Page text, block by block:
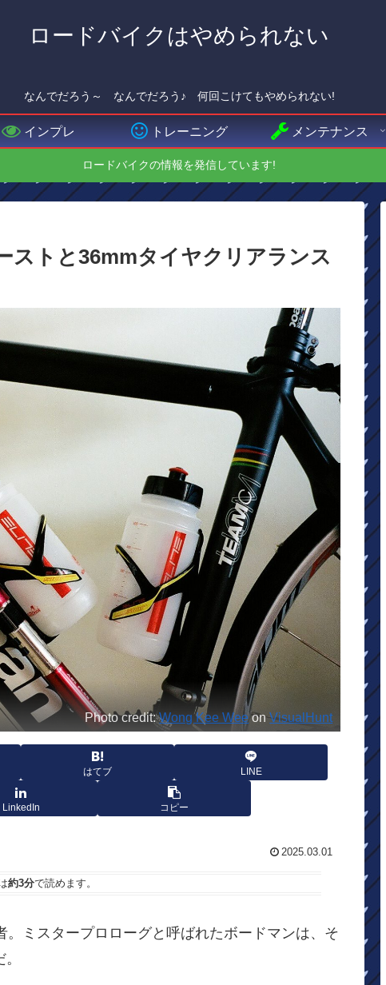
ロードバイクはやめられない
なんでだろう～ なんでだろう♪ 何回こけてもやめられない!
インプレ トレーニング メンテナンス
ロードバイクの情報を発信しています!
トと36mmタイヤクリアランス
Photo credit:Wong Kee WeeonVisualHunt
はてブ LINE
LinkedIn コピー
2025.03.01
約3分で読めます。
ミスタープロローグと呼ばれたボードマンは、そ